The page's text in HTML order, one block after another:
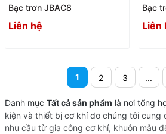
Bạc trơn JBAC8
Liên hệ
Bạc
Liên
1 2 3 ...
Danh mục Tất cả sản phẩm là nơi tổng
kiện và thiết bị cơ khí do chúng tôi cung
nhu cầu từ gia công cơ khí, khuôn mẫu